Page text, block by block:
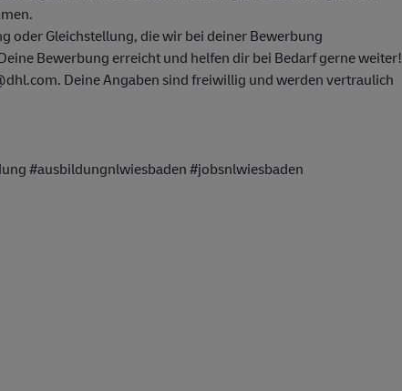
oder Gleichstellung, die wir bei deiner Bewerbung
Bewerbung erreicht und helfen dir bei Bedarf gerne weiter!
Deine Angaben sind freiwillig und werden vertraulich
#ausbildungnlwiesbaden #jobsnlwiesbaden